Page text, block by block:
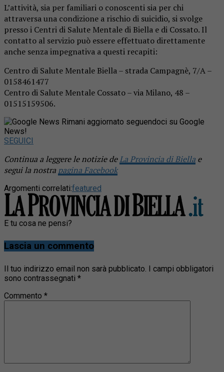
L’attività, sia per familiari o conoscenti sia per chi
attraversa una condizione a rischio di suicidio, si svolge
presso i Centri di Salute Mentale di Biella e di Cossato. Il
contatto al servizio può essere effettuato direttamente
anche senza impegnativa a questi recapiti:
Centro di Salute Mentale Biella – strada Campagnè, 7/A –
0158461477
Centro di Salute Mentale Cossato – via Milano, 48 –
01515159506.
Rimani aggiornato seguendoci su Google
News!
SEGUICI
Continua a leggere le notizie deLa Provincia di Biella e
segui la nostra pagina Facebook
Argomenti correlati:featured
E tu cosa ne pensi?
Lascia un commento
Il tuo indirizzo email non sarà pubblicato. I campi obbligatori
sono contrassegnati *
Commento *